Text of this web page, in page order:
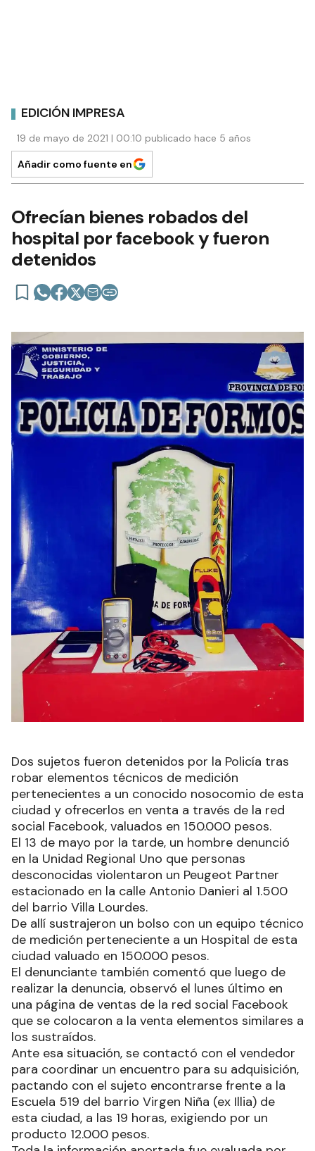
EDICIÓN IMPRESA
19 de mayo de 2021 | 00:10 publicado hace 5 años
Añadir como fuente en
Ofrecían bienes robados del
hospital por facebook y fueron
detenidos
Dos sujetos fueron detenidos por la Policía tras
robar elementos técnicos de medición
pertenecientes a un conocido nosocomio de esta
ciudad y ofrecerlos en venta a través de la red
social Facebook, valuados en 150.000 pesos.
El 13 de mayo por la tarde, un hombre denunció
en la Unidad Regional Uno que personas
desconocidas violentaron un Peugeot Partner
estacionado en la calle Antonio Danieri al 1.500
del barrio Villa Lourdes.
De allí sustrajeron un bolso con un equipo técnico
de medición perteneciente a un Hospital de esta
ciudad valuado en 150.000 pesos.
El denunciante también comentó que luego de
realizar la denuncia, observó el lunes último en
una página de ventas de la red social Facebook
que se colocaron a la venta elementos similares a
los sustraídos.
Ante esa situación, se contactó con el vendedor
para coordinar un encuentro para su adquisición,
pactando con el sujeto encontrarse frente a la
Escuela 519 del barrio Virgen Niña (ex Illia) de
esta ciudad, a las 19 horas, exigiendo por un
producto 12.000 pesos.